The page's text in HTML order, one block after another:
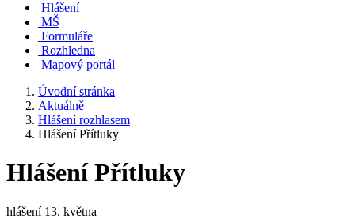
Hlášení
MŠ
Formuláře
Rozhledna
Mapový portál
Úvodní stránka
Aktuálně
Hlášení rozhlasem
Hlášení Přítluky
Hlášení Přítluky
hlášení 13. května